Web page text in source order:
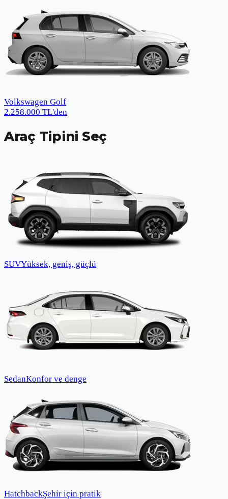
Volkswagen Golf
2.258.000 TL'den
Araç Tipini Seç
SUVYüksek, geniş, güçlü
SedanKonfor ve denge
HatchbackŞehir için pratik